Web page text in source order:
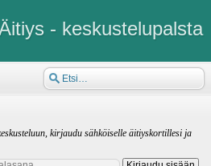
- keskustelupalsta
kirjaudu sähköiselle äitiyskortillesi ja